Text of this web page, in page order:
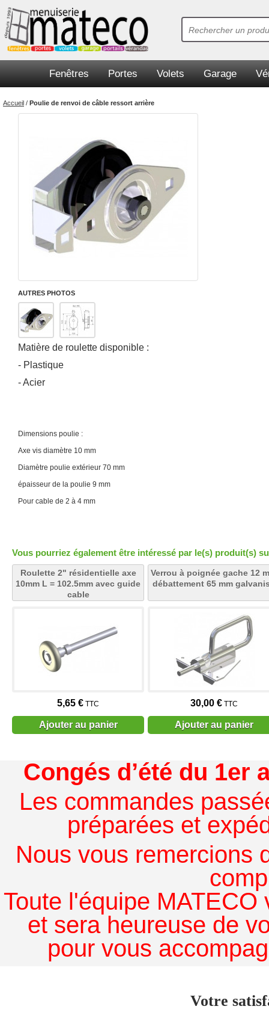
Fenêtres Portes Volets Garage
Accueil / Poulie de renvoi de câble ressort arrière
AUTRES PHOTOS
Matière de roulette disponible :
- Plastique
- Acier
Dimensions poulie :
Axe vis diamètre 10 mm
Diamètre poulie extérieur 70 mm
épaisseur de la poulie 9 mm
Pour cable de 2 à 4 mm
Vous pourriez également être intéressé par le(s) produit(s)
Roulette 2" résidentielle axe
10mm L = 102.5mm avec guide
cable
5,65 € TTC
Ajouter au panier
Verrou à poignée gache 12
débattement 65 mm
30,00 €TTC
Ajouter au panier
Congés d’été du 1er
Les commandes
préparées et
Nous vous remercions
Toute l'équipe
et sera heureuse de
pour vous
Votre